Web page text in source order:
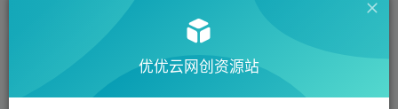
免费下载全站资源
研究探讨更多创业项目路子。
站长V：hu91275
推荐
优优云网创资源站